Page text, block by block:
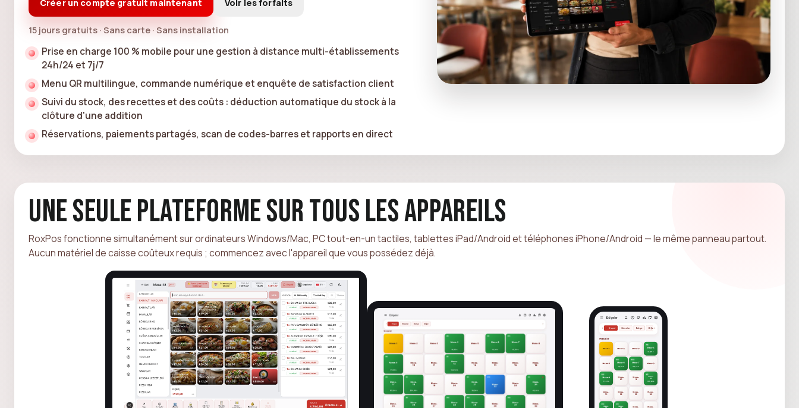
Créer un compte gratuit maintenant Voir les forfaits
15 jours gratuits · Sans carte · Sans installation
Prise en charge 100 % mobile pour une gestion à distance multi-établissements
24h/24 et 7j/7
Menu QR multilingue, commande numérique et enquête de satisfaction client
Suivi du stock, des recettes et des coûts : déduction automatique du stock à la
clôture d'une addition
Réservations, paiements partagés, scan de codes-barres et rapports en direct
Une seule plateforme sur tous les appareils
RoxPos fonctionne simultanément sur ordinateurs Windows/Mac, PC tout-en-un tactiles, tablettes iPad/Android et téléphones iPhone/Android — le même panneau partout.
Aucun matériel de caisse coûteux requis ; commencez avec l'appareil que vous possédez déjà.